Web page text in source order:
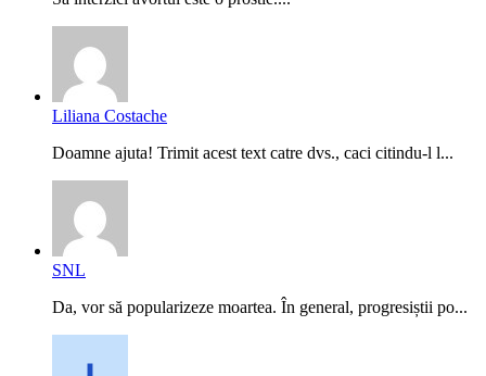
Liliana Costache
Doamne ajuta! Trimit acest text catre dvs., caci citindu-l l...
SNL
Da, vor să popularizeze moartea. În general, progresiștii po...